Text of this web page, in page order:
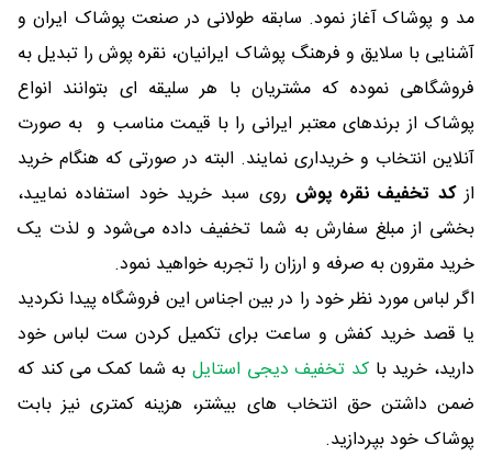
مد و پوشاک آغاز نمود. سابقه طولانی در صنعت پوشاک ایران و
آشنایی با سلایق و فرهنگ پوشاک ایرانیان، نقره پوش را تبدیل به
فروشگاهی نموده که مشتریان با هر سلیقه ای بتوانند انواع
پوشاک از برندهای معتبر ایرانی را با قیمت مناسب و به صورت
آنلاین انتخاب و خریداری نمایند. البته در صورتی که هنگام خرید
ازکد تخفیف نقره پوش روی سبد خرید خود استفاده نمایید،
بخشی از مبلغ سفارش به شما تخفیف داده می‌شود و لذت یک
خرید مقرون به صرفه و ارزان را تجربه خواهید نمود.
اگر لباس مورد نظر خود را در بین اجناس این فروشگاه پیدا نکردید
یا قصد خرید کفش و ساعت برای تکمیل کردن ست لباس خود
دارید، خرید با کد تخفيف دیجی استایل به شما کمک می کند که
ضمن داشتن حق انتخاب های بیشتر، هزینه کمتری نیز بابت
پوشاک خود بپردازید.